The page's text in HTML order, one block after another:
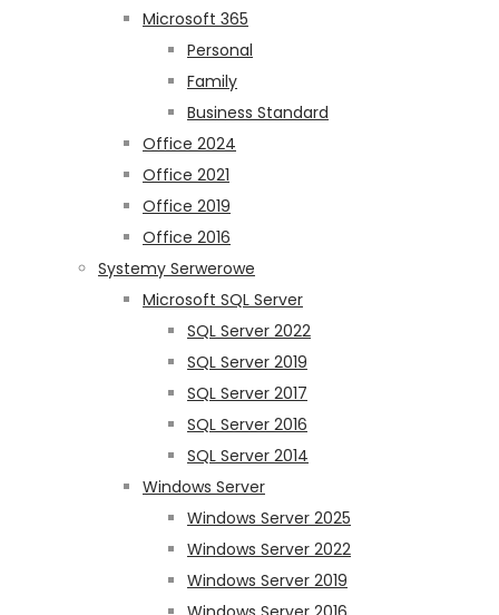
Microsoft 365
Personal
Family
Business Standard
Office 2024
Office 2021
Office 2019
Office 2016
Systemy Serwerowe
Microsoft SQL Server
SQL Server 2022
SQL Server 2019
SQL Server 2017
SQL Server 2016
SQL Server 2014
Windows Server
Windows Server 2025
Windows Server 2022
Windows Server 2019